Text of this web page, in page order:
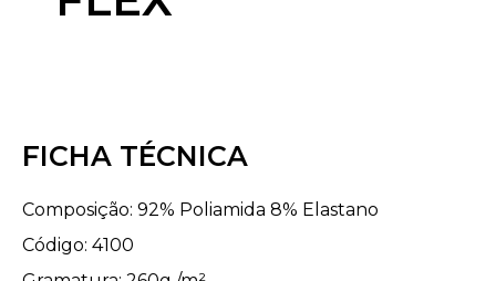
FICHA TÉCNICA
Composição: 92% Poliamida 8% Elastano
Código: 4100